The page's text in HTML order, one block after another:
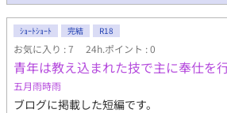
ｼｮｰﾄｼｮｰﾄ 完結 R18
お気に入り : 7 24h.ポイント : 0
青年は教え込まれた技で主に奉仕を
五月雨時雨
ブログに掲載した短編です。